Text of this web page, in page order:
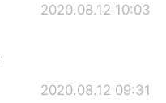
2020.08.12 10:03
2020.08.12 09:31